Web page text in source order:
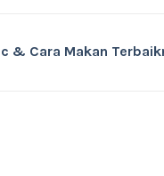
& Cara Makan